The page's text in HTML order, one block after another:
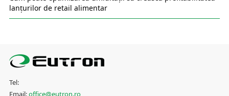
lanțurilor de retail alimentar
Tel:
Email:office@eutron.ro